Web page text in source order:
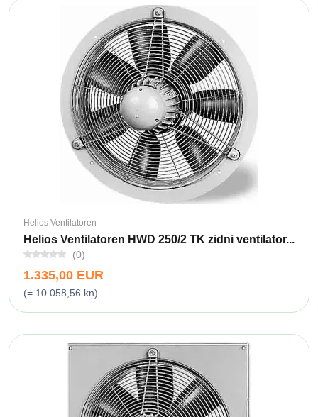
Helios Ventilatoren
Helios Ventilatoren HWD 250/2 TK zidni ventilator...
(0)
1.335,00 EUR
(= 10.058,56 kn)